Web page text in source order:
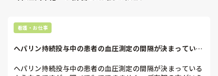
看護・お仕事
ヘパリン持続投与中の患者の血圧測定の間隔が決まっている
ヘパリン持続投与中の患者の血圧測定の間隔が決まっている